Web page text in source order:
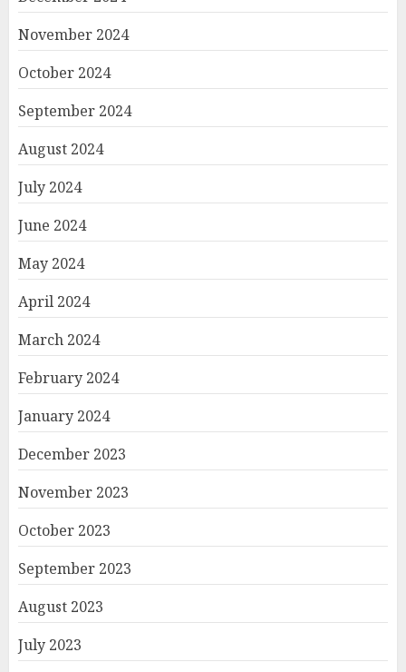
November 2024
October 2024
September 2024
August 2024
July 2024
June 2024
May 2024
April 2024
March 2024
February 2024
January 2024
December 2023
November 2023
October 2023
September 2023
August 2023
July 2023